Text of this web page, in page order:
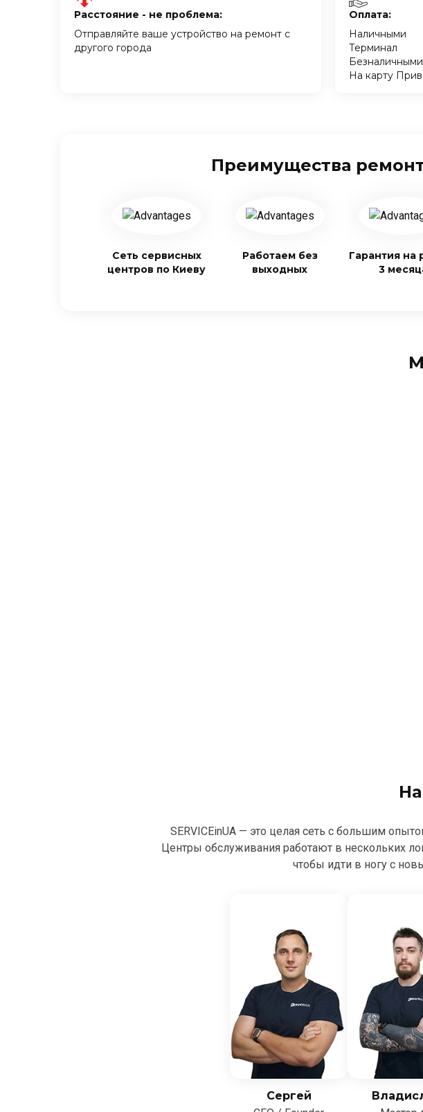
Расстояние - не проблема:
Отправляйте ваше устройство на ремонт с
другого города
Оплата:
Наличными
Терминал
На карту
Преимущества
Сеть сервисных
центров по Киеву
Работаем без
выходных
Гарантия на
3
SERVICEinUA — это целая сеть с большим
Центры обслуживания работают в нескольких
чтобы идти в ногу с
Сергей